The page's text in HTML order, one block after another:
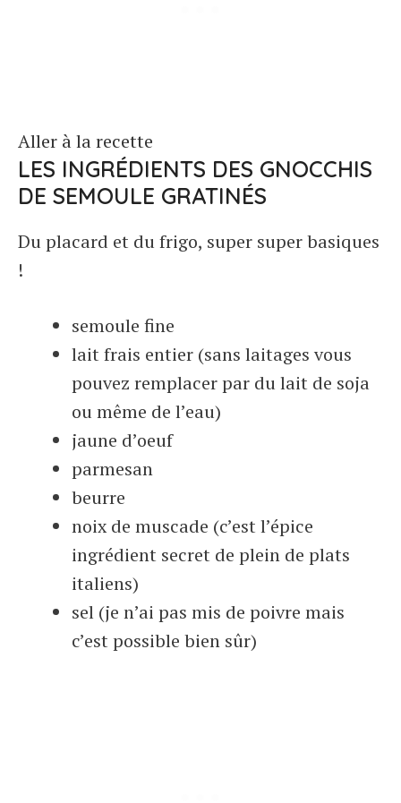
Aller à la recette
LES INGRÉDIENTS DES GNOCCHIS
DE SEMOULE GRATINÉS
Du placard et du frigo, super super basiques
!
semoule fine
lait frais entier (sans laitages vous
pouvez remplacer par du lait de soja
ou même de l’eau)
jaune d’oeuf
parmesan
beurre
noix de muscade (c’est l’épice
ingrédient secret de plein de plats
italiens)
sel (je n’ai pas mis de poivre mais
c’est possible bien sûr)